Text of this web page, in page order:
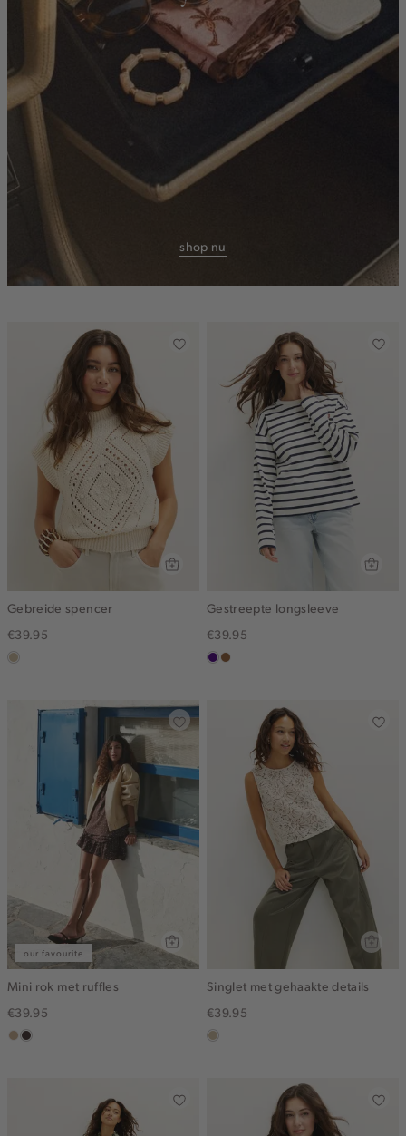
shop nu
Gebreide spencer
€39.95
lichtzand
Gestreepte longsleeve
€39.95
indigodeepmocca
our favourite
Mini rok met ruffles
€39.95
zandchoco,
Singlet met gehaakte details
€39.95
lichtzand